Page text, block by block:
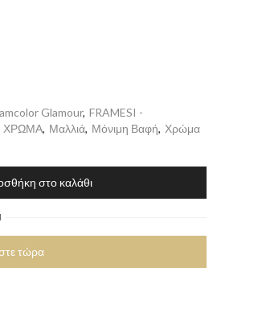
Glamour, FRAMESI -
ΧΡΩΜΑ, Μαλλιά, Μόνιμη Βαφή, Χρώμα
στο καλάθι
τώρα